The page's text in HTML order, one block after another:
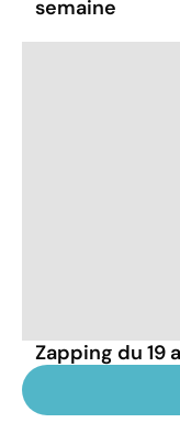
semaine
Zapping du 19